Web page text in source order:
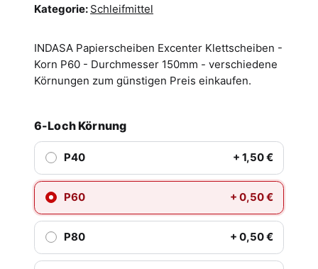
Kategorie: Schleifmittel
INDASA Papierscheiben Excenter Klettscheiben -
Korn P60 - Durchmesser 150mm - verschiedene
Körnungen zum günstigen Preis einkaufen.
6-Loch Körnung
P40 + 1,50 €
P60 + 0,50 €
P80 + 0,50 €